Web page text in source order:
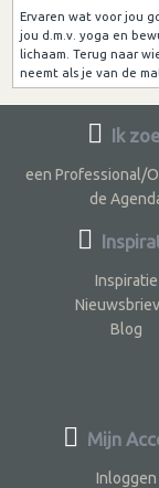
Ervaren wat voor jou
jou d.m.v. yoga en
lichaam. Terug naar
neemt als je van de
Ik
een Professional/
de
Inspiratie
Blog
Mijn
Inloggen